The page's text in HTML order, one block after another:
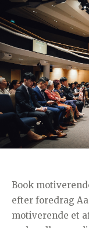
Book
efter foredrag
motiverende et